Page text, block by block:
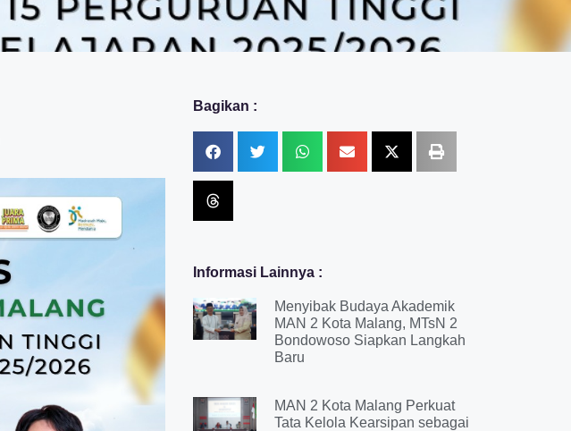
Bagikan :
Informasi Lainnya :
Menyibak Budaya Akademik
MAN 2 Kota Malang, MTsN 2
Bondowoso Siapkan Langkah
Baru
MAN 2 Kota Malang Perkuat
Tata Kelola Kearsipan sebagai